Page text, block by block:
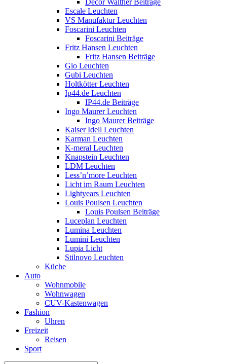
Escale Leuchten
VS Manufaktur Leuchten
Foscarini Leuchten
Foscarini Beiträge
Fritz Hansen Leuchten
Fritz Hansen Beiträge
Gio Leuchten
Gubi Leuchten
Holtkötter Leuchten
Ip44.de Leuchten
IP44.de Beiträge
Ingo Maurer Leuchten
Ingo Maurer Beiträge
Kaiser Idell Leuchten
Karman Leuchten
K-meral Leuchten
Knapstein Leuchten
LDM Leuchten
Less’n’more Leuchten
Licht im Raum Leuchten
Lightyears Leuchten
Louis Poulsen Leuchten
Louis Poulsen Beiträge
Luceplan Leuchten
Lumina Leuchten
Lumini Leuchten
Lupia Licht
Stilnovo Leuchten
Küche
Auto
Wohnmobile
Wohnwagen
CUV-Kastenwagen
Fashion
Uhren
Freizeit
Reisen
Sport